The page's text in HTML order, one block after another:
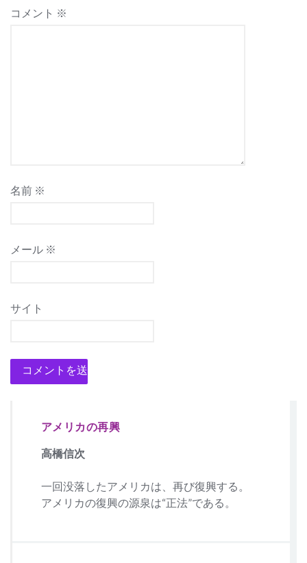
シ
コメント ※
名前 ※
メール ※
サイト
アメリカの再興
高橋信次
一回没落したアメリカは、再び復興する。
アメリカの復興の源泉は“正法”である。